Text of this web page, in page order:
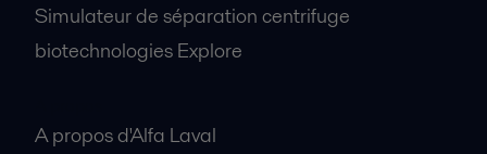
Simulateur de séparation centrifuge
biotechnologies Explore
A propos d'Alfa Laval